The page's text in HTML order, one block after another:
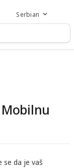
Serbian
da je vaš